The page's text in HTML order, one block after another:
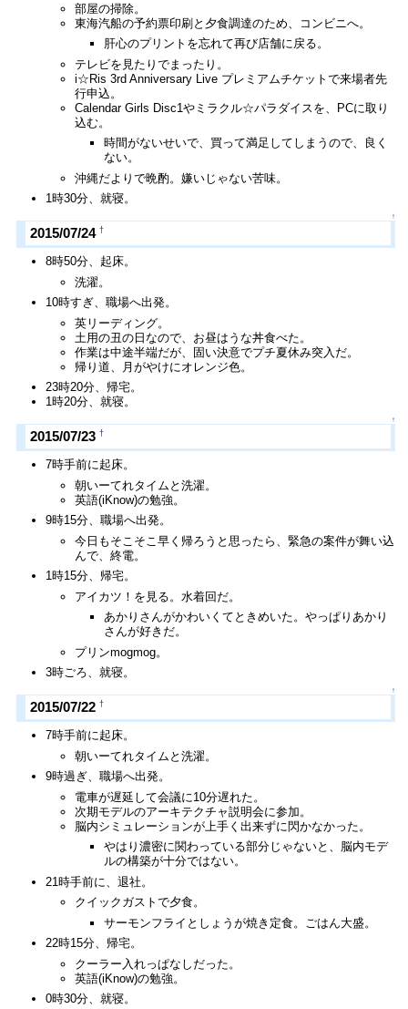
部屋の掃除。
東海汽船の予約票印刷と夕食調達のため、コンビニへ。
肝心のプリントを忘れて再び店舗に戻る。
テレビを見たりでまったり。
i☆Ris 3rd Anniversary Live プレミアムチケットで来場者先
行申込。
Calendar Girls Disc1やミラクル☆パラダイスを、PCに取り
込む。
時間がないせいで、買って満足してしまうので、良く
ない。
沖縄だよりで晩酌。嫌いじゃない苦味。
1時30分、就寝。
↑
2015/07/24 †
8時50分、起床。
洗濯。
10時すぎ、職場へ出発。
英リーディング。
土用の丑の日なので、お昼はうな丼食べた。
作業は中途半端だが、固い決意でプチ夏休み突入だ。
帰り道、月がやけにオレンジ色。
23時20分、帰宅。
1時20分、就寝。
↑
2015/07/23 †
7時手前に起床。
朝いーてれタイムと洗濯。
英語(iKnow)の勉強。
9時15分、職場へ出発。
今日もそこそこ早く帰ろうと思ったら、緊急の案件が舞い込
んで、終電。
1時15分、帰宅。
アイカツ！を見る。水着回だ。
あかりさんがかわいくてときめいた。やっぱりあかり
さんが好きだ。
プリンmogmog。
3時ごろ、就寝。
↑
2015/07/22 †
7時手前に起床。
朝いーてれタイムと洗濯。
9時過ぎ、職場へ出発。
電車が遅延して会議に10分遅れた。
次期モデルのアーキテクチャ説明会に参加。
脳内シミュレーションが上手く出来ずに閃かなかった。
やはり濃密に関わっている部分じゃないと、脳内モデ
ルの構築が十分ではない。
21時手前に、退社。
クイックガストで夕食。
サーモンフライとしょうが焼き定食。ごはん大盛。
22時15分、帰宅。
クーラー入れっぱなしだった。
英語(iKnow)の勉強。
0時30分、就寝。